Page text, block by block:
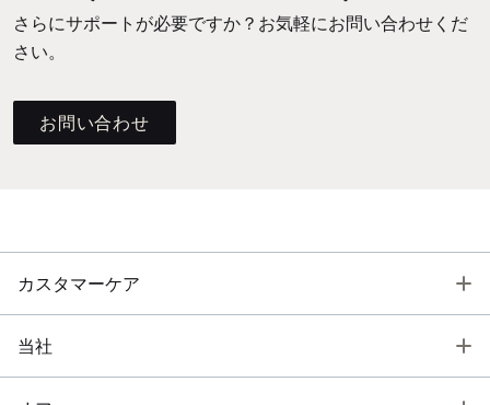
さらにサポートが必要ですか？お気軽にお問い合わせくだ
さい。
お問い合わせ
カスタマーケア
当社